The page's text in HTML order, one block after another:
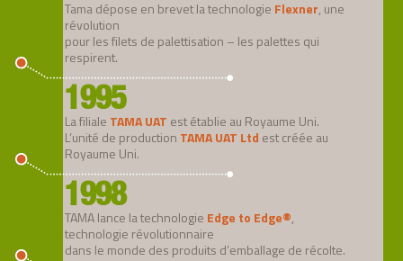
Tama dépose en brevet la technologie Flexner, une
révolution
pour les filets de palettisation – les palettes qui
respirent.
1995
La filiale TAMA UAT est établie au Royaume Uni.
L’unité de production TAMA UAT Ltd est créée au
Royaume Uni.
1998
TAMA lance la technologie Edge to Edge®,
technologie révolutionnaire
dans le monde des produits d’emballage de récolte.